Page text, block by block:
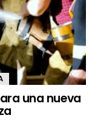
una nueva